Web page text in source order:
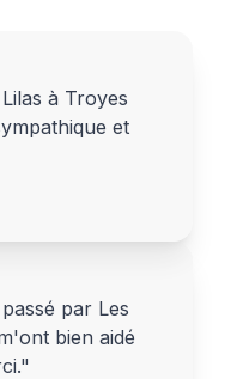
à Troyes
et
par Les
bien aidé